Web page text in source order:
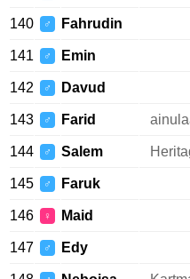
140 ♂ Fahrudin
141 ♂ Emin
142 ♂ Davud
143 ♂ Farid
144 ♂ Salem
145 ♂ Faruk
146 ♀ Maid
147 ♂ Edy